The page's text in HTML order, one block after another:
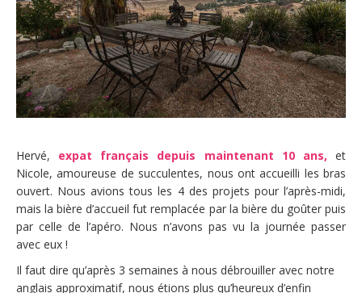
Hervé, expat français depuis maintenant 10 ans, et
Nicole, amoureuse de succulentes, nous ont accueilli les bras
ouvert. Nous avions tous les 4 des projets pour l’après-midi,
mais la bière d’accueil fut remplacée par la bière du goûter puis
par celle de l’apéro. Nous n’avons pas vu la journée passer
avec eux !
Il faut dire qu’après 3 semaines à nous débrouiller avec notre
anglais approximatif, nous étions plus qu’heureux d’enfin